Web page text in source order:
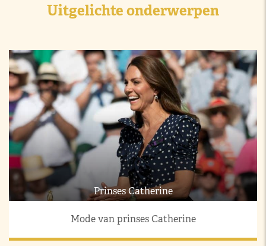
Uitgelichte onderwerpen
Prinses Catherine
Mode van prinses Catherine